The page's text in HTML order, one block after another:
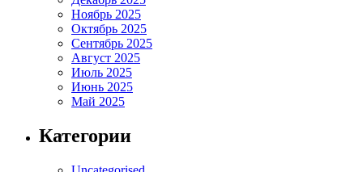
Ноябрь 2025
Октябрь 2025
Сентябрь 2025
Август 2025
Июль 2025
Июнь 2025
Май 2025
Категории